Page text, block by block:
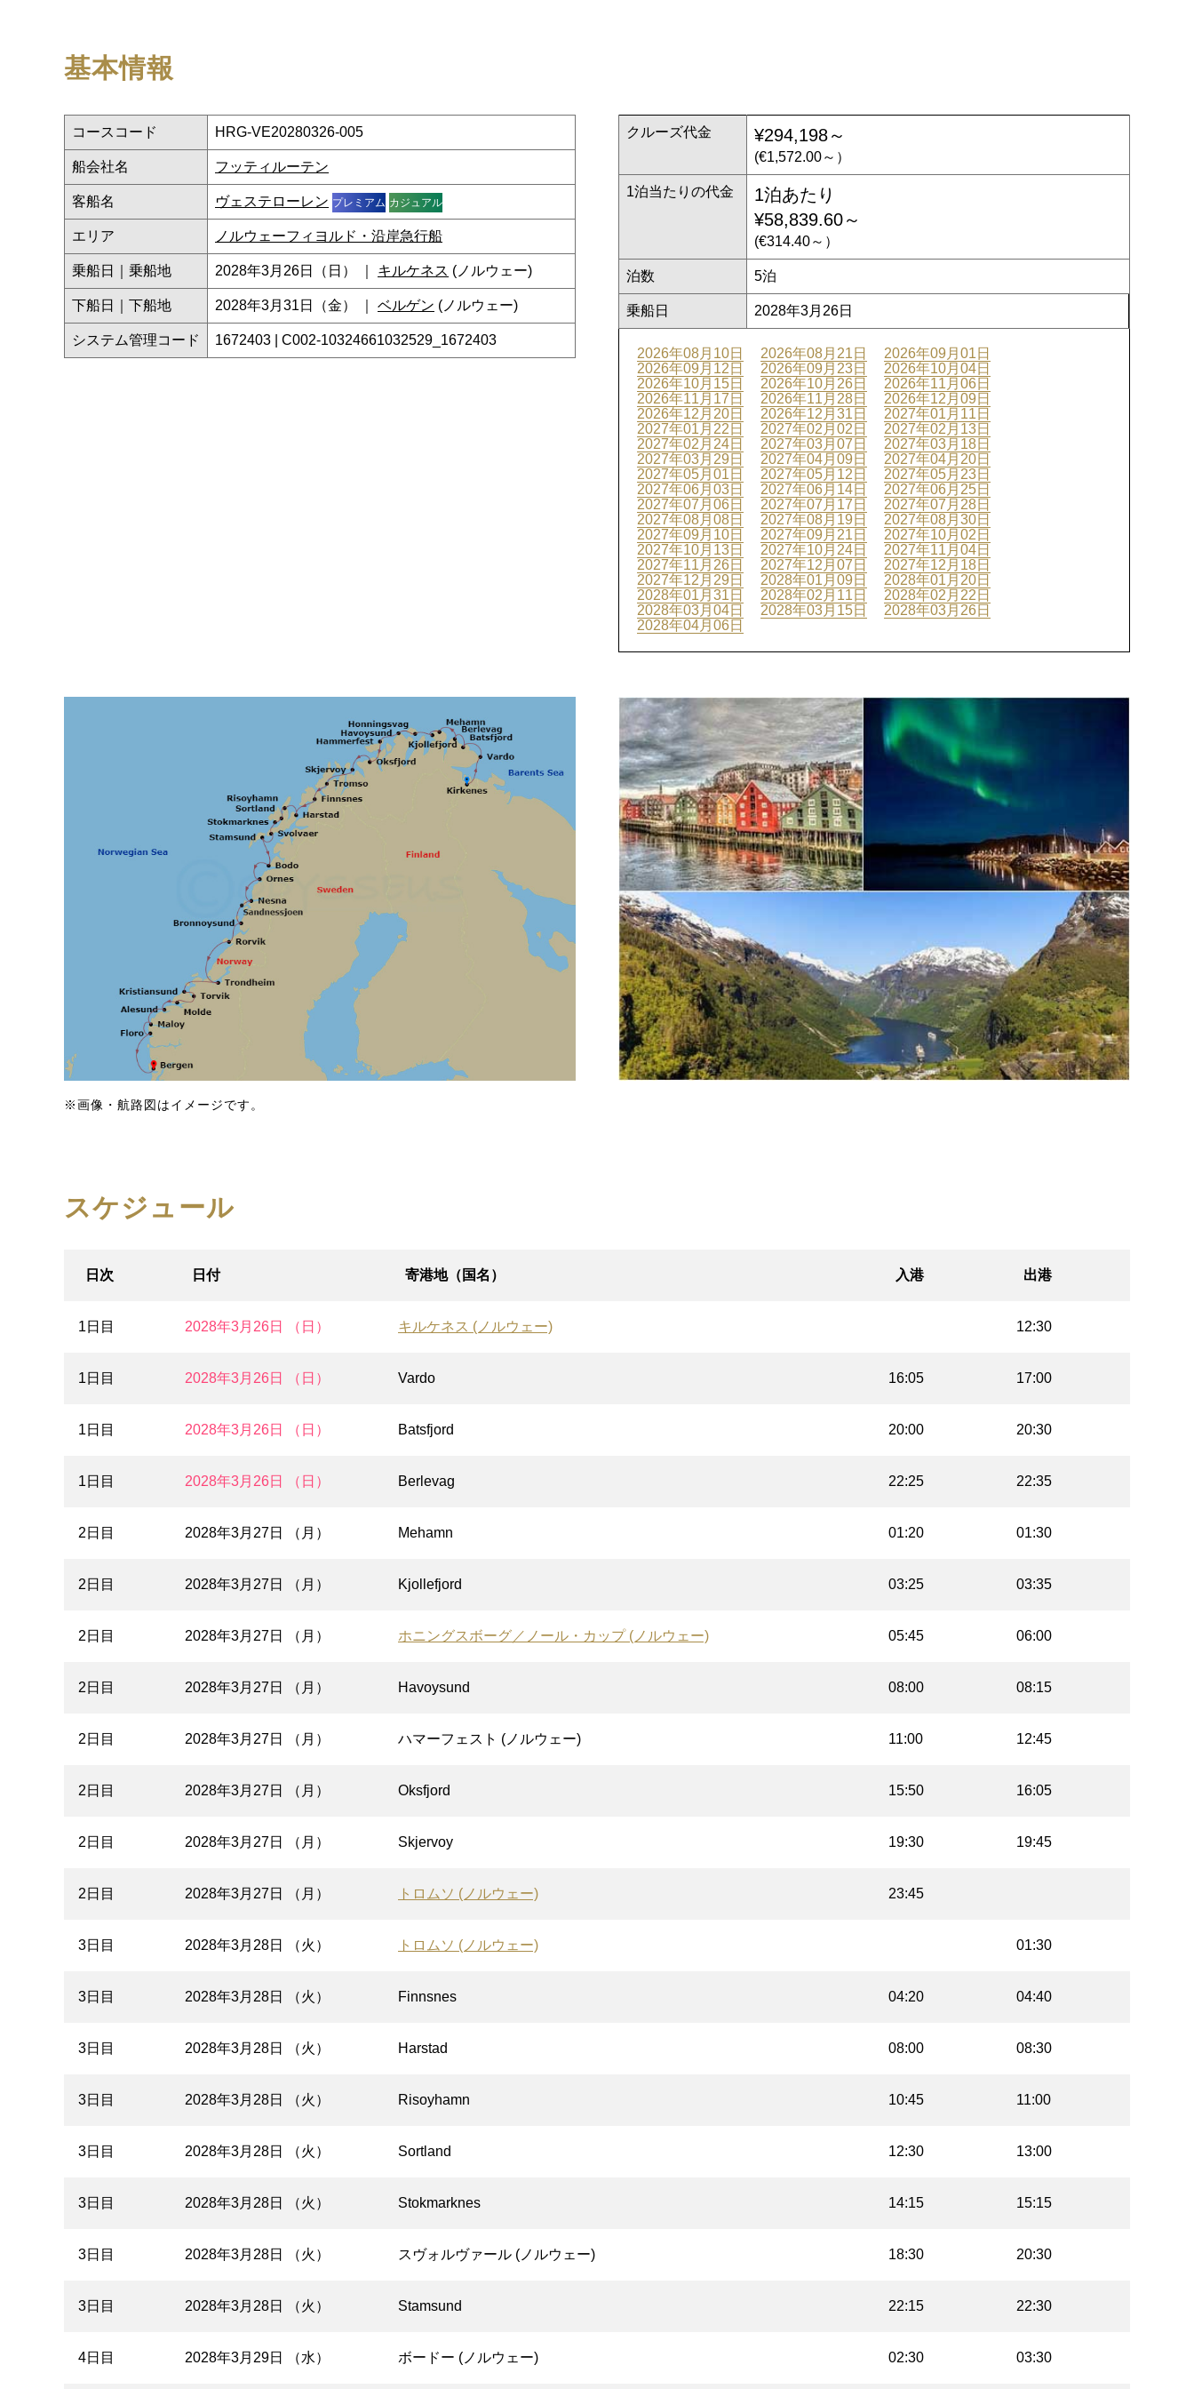
基本情報
コースコード HRG-VE20280326-005
船会社名 フッティルーテン
客船名 ヴェステローレン プレミアム カジュアル
エリア ノルウェーフィヨルド・沿岸急行船
乗船日｜乗船地 2028年3月26日（日） ｜ キルケネス (ノルウェー)
下船日｜下船地 2028年3月31日（金） ｜ ベルゲン (ノルウェー)
システム管理コード 1672403 | C002-10324661032529_1672403
クルーズ代金 ¥294,198～
(€1,572.00～）
1泊当たりの代金
1泊あたり
¥58,839.60～
(€314.40～）
泊数 5泊
乗船日 2028年3月26日
2026年08月10日 2026年08月21日
2026年09月01日
2026年09月12日
2026年09月23日
2026年10月04日
2026年10月15日
2026年10月26日
2026年11月06日
2026年11月17日
2026年11月28日
2026年12月09日
2026年12月20日
2026年12月31日
2027年01月11日
2027年01月22日
2027年02月02日
2027年02月13日
2027年02月24日
2027年03月07日
2027年03月18日
2027年03月29日
2027年04月09日
2027年04月20日
2027年05月01日
2027年05月12日
2027年05月23日
2027年06月03日
2027年06月14日
2027年06月25日
2027年07月06日
2027年07月17日
2027年07月28日
2027年08月08日
2027年08月19日
2027年08月30日
2027年09月10日
2027年09月21日
2027年10月02日
2027年10月13日
2027年10月24日
2027年11月04日
2027年11月26日
2027年12月07日
2027年12月18日
2027年12月29日
2028年01月09日
2028年01月20日
2028年01月31日
2028年02月11日
2028年02月22日
2028年03月04日
2028年03月15日
2028年03月26日
2028年04月06日
※画像・航路図はイメージです。
スケジュール
日次 日付 寄港地（国名） 入港 出港
1日目 2028年3月26日 （日） キルケネス (ノルウェー) 12:30
1日目 2028年3月26日 （日） Vardo 16:05 17:00
1日目 2028年3月26日 （日） Batsfjord 20:00 20:30
1日目 2028年3月26日 （日） Berlevag 22:25 22:35
2日目 2028年3月27日 （月） Mehamn 01:20 01:30
2日目 2028年3月27日 （月） Kjollefjord 03:25 03:35
2日目 2028年3月27日 （月） ホニングスボーグ／ノール・カップ (ノルウェー) 05:45 06:00
2日目 2028年3月27日 （月） Havoysund 08:00 08:15
2日目 2028年3月27日 （月） ハマーフェスト (ノルウェー) 11:00 12:45
2日目 2028年3月27日 （月） Oksfjord 15:50 16:05
2日目 2028年3月27日 （月） Skjervoy 19:30 19:45
2日目 2028年3月27日 （月） トロムソ (ノルウェー) 23:45
3日目 2028年3月28日 （火） トロムソ (ノルウェー) 01:30
3日目 2028年3月28日 （火） Finnsnes 04:20 04:40
3日目 2028年3月28日 （火） Harstad 08:00 08:30
3日目 2028年3月28日 （火） Risoyhamn 10:45 11:00
3日目 2028年3月28日 （火） Sortland 12:30 13:00
3日目 2028年3月28日 （火） Stokmarknes 14:15 15:15
3日目 2028年3月28日 （火） スヴォルヴァール (ノルウェー) 18:30 20:30
3日目 2028年3月28日 （火） Stamsund 22:15 22:30
4日目 2028年3月29日 （水） ボードー (ノルウェー) 02:30 03:30